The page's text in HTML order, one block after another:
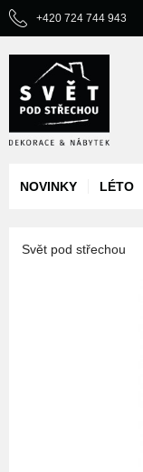
+420 724 744 943
NOVINKY LÉTO
Svět pod střechou